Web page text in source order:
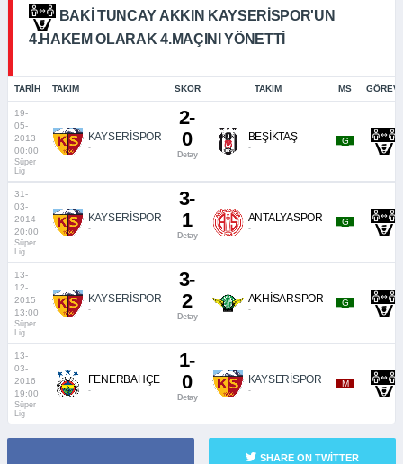
BAKI TUNCAY AKKIN KAYSERISPOR'UN
4.HAKEM OLARAK 4.MAÇINI YÖNETTI
TARIH TAKIM SKOR TAKIM MS GÖREVI
19-
05-
2013
00:00
Süper
Lig
KAYSERİSPOR
-
2-
0
Detay
BEŞİKTAŞ
-
_G_
31-
03-
2014
20:00
Süper
Lig
KAYSERİSPOR
-
3-
1
Detay
ANTALYASPOR
-
_G_
13-
12-
2015
13:00
Süper
Lig
KAYSERİSPOR
-
3-
2
Detay
AKHİSARSPOR
-
_G_
13-
03-
2016
19:00
Süper
Lig
FENERBAHÇE
-
1-
0
Detay
KAYSERİSPOR
-
_M_
SHARE ON TWITTER